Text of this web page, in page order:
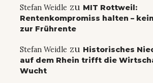
Stefan Weidle zu MIT Rottweil:
Rentenkompromiss halten –
zur Frührente
Stefan Weidle zu Historisches
auf dem Rhein trifft die
Wucht